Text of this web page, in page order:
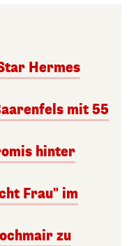
Hermes
mit 55
hinter
Frau" im
zu